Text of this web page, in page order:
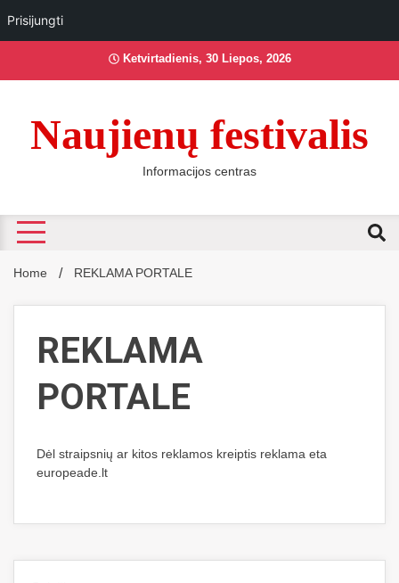
Prisijungti
Ketvirtadienis, 30 Liepos, 2026
Naujienų festivalis
Informacijos centras
Home REKLAMA PORTALE
REKLAMA
PORTALE
Dėl straipsnių ar kitos reklamos kreiptis reklama eta
europeade.lt